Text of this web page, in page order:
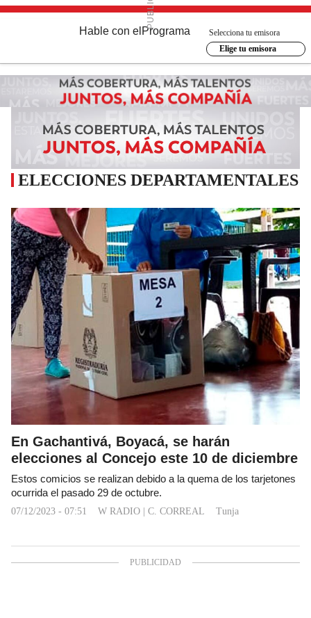
Hable con el Programa
Selecciona tu emisora
Elige tu emisora
ELECCIONES DEPARTAMENTALES
En Gachantivá, Boyacá, se harán
elecciones al Concejo este 10 de diciembre
Estos comicios se realizan debido a la quema de los tarjetones
ocurrida el pasado 29 de octubre.
07/12/2023 - 07:51 W RADIO | C. CORREAL Tunja